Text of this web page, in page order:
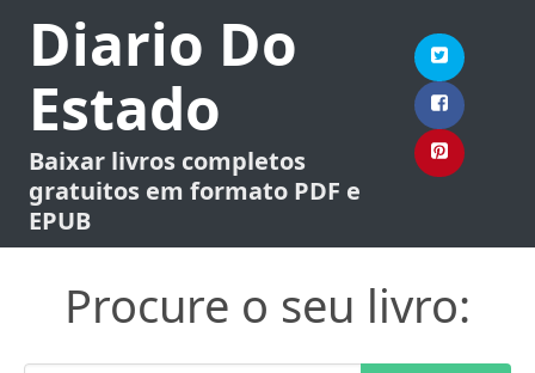
Diario Do
Estado
Baixar livros completos
gratuitos em formato PDF e
EPUB
Procure o seu livro: